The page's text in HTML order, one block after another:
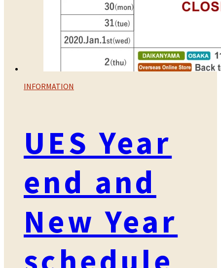
INFORMATION
UES Year
end and
New Year